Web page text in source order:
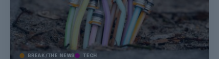
BREAK/THE NEWS TECH